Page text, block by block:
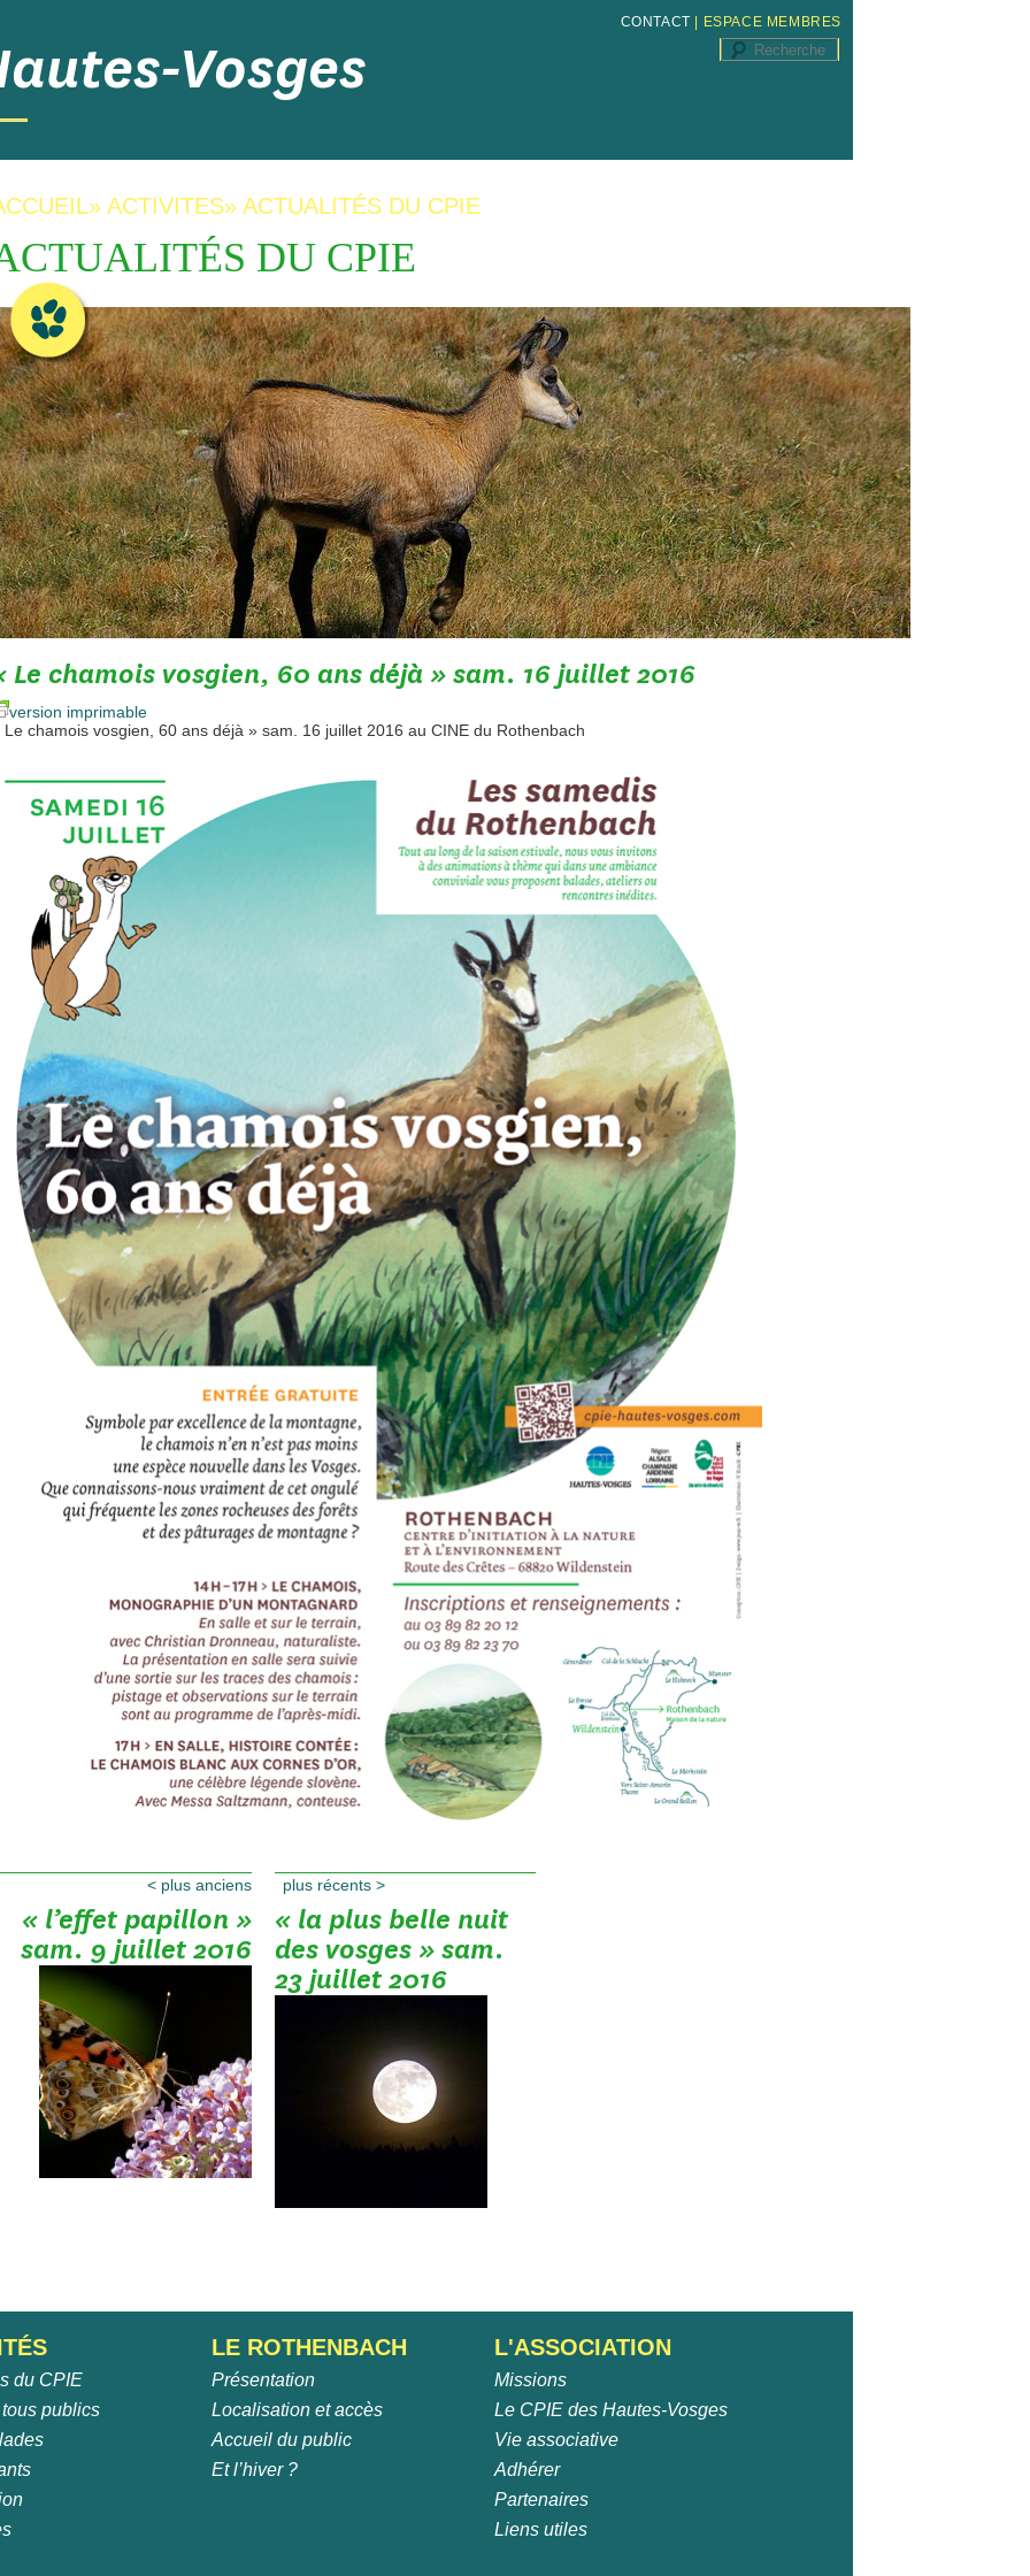
Vosges
CONTACT ESPACE MEMBRES
» ACTIVITES» ACTUALITÉS DU CPIE
DU CPIE
Le chamois vosgien, 60 ans déjà » sam. 16 juillet 2016
version imprimable
Le chamois vosgien, 60 ans déjà » sam. 16 juillet 2016 au CINE du Rothenbach
<plus anciens
« l’effet papillon »
sam. 9 juillet 2016
plus récents >
« la plus belle nuit
des vosges » sam.
23 juillet 2016
du CPIE
publics
LE ROTHENBACH
Présentation
Localisation et accès
Accueil du public
Et l’hiver ?
L'ASSOCIATION
Missions
Le CPIE des Hautes-Vosges
Vie associative
Adhérer
Partenaires
Liens utiles